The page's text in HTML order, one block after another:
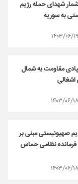
شهدای حمله رژیم
به سوریه
۱۴۰۳/۰۶/۱۹
مقاومت به شمال
۱۴۰۳/۰۶/۱۸
صهیونیستی مبنی بر
نظامی حماس
۱۴۰۳/۰۶/۱۸